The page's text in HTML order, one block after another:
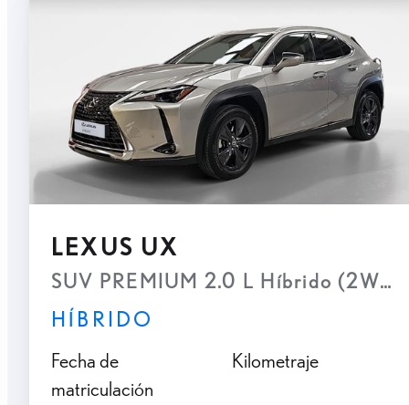
LEXUS UX
SUV PREMIUM 2.0 L Híbrido (2WD)
HÍBRIDO
Fecha de
matriculación
Kilometraje